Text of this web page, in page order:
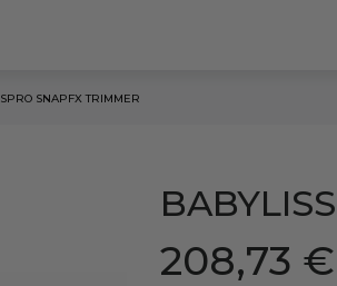
SNAPFX TRIMMER
208,73 €